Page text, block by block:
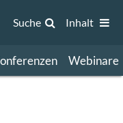
Webinare
Suche Inhalt